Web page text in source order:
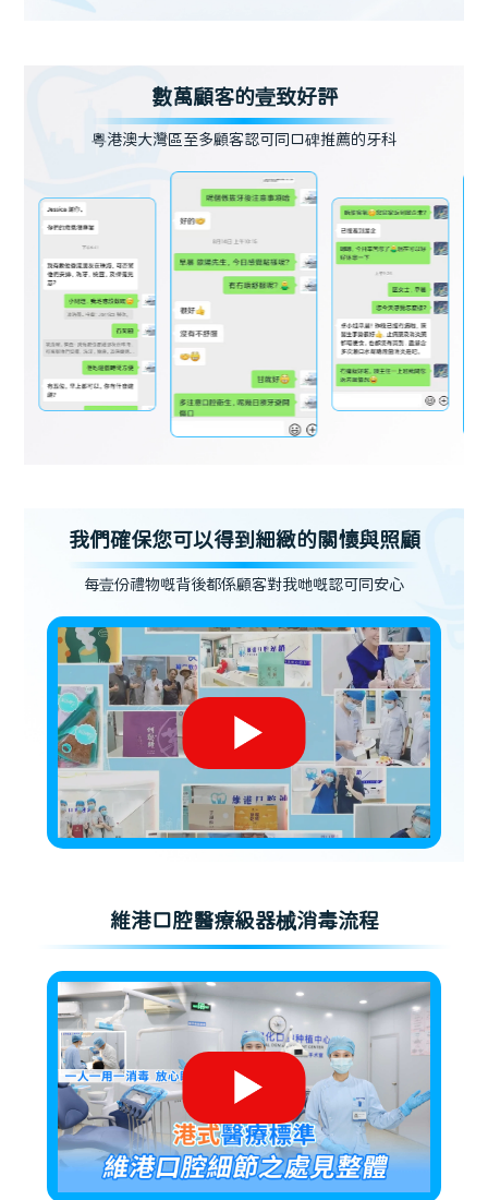
數萬顧客的壹致好評
粵港澳大灣區至多顧客認可同口碑推薦的牙科
我們確保您可以得到細緻的關懷與照顧
每壹份禮物嘅背後都係顧客對我哋嘅認可同安心
維港口腔醫療級器械消毒流程